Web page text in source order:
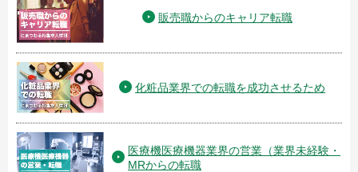
販売職からのキャリア転職
化粧品業界での転職を成功させるため
医療機医療機器業界の営業（業界未経験・
MRからの転職